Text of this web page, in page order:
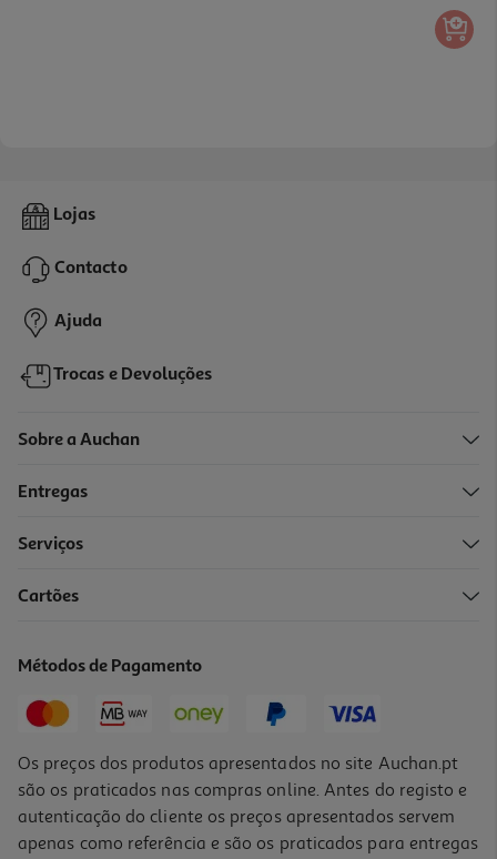
Lojas
Contacto
Ajuda
Trocas e Devoluções
Sobre a Auchan
Entregas
Serviços
Cartões
Métodos de Pagamento
Os preços dos produtos apresentados no site Auchan.pt
são os praticados nas compras online. Antes do registo e
autenticação do cliente os preços apresentados servem
apenas como referência e são os praticados para entregas